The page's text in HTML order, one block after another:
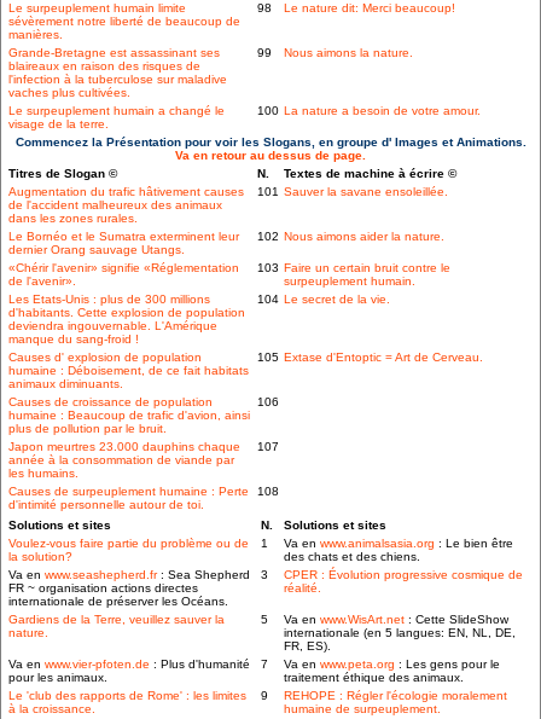
Le surpeuplement humain limite
sévèrement notre liberté de beaucoup de
manières.
98 Le nature dit: Merci beaucoup!
Grande-Bretagne est assassinant ses
blaireaux en raison des risques de
l'infection à la tuberculose sur maladive
vaches plus cultivées.
99 Nous aimons la nature.
Le surpeuplement humain a changé le
visage de la terre.
100 La nature a besoin de votre amour.
Commencez la Présentation pour voir les Slogans, en groupe d' Images et Animations.
Va en retour au dessus de page.
Titres de Slogan ©
N.
Textes de machine à écrire ©
Augmentation du trafic hâtivement causes
de l'accident malheureux des animaux
dans les zones rurales.
101 Sauver la savane ensoleillée.
Le Bornéo et le Sumatra exterminent leur
dernier Orang sauvage Utangs.
102 Nous aimons aider la nature.
«Chérir l'avenir» signifie «Réglementation
de l'avenir».
103 Faire un certain bruit contre le
surpeuplement humain.
Les Etats-Unis : plus de 300 millions
d'habitants. Cette explosion de population
deviendra ingouvernable. L'Amérique
manque du sang-froid !
104 Le secret de la vie.
Causes d' explosion de population
humaine : Déboisement, de ce fait habitats
animaux diminuants.
105 Extase d'Entoptic = Art de Cerveau.
Causes de croissance de population
humaine : Beaucoup de trafic d'avion, ainsi
plus de pollution par le bruit.
106
Japon meurtres 23.000 dauphins chaque
année à la consommation de viande par
les humains.
107
Causes de surpeuplement humaine : Perte
d'intimité personnelle autour de toi.
108
Solutions et sites N.
Solutions et sites
Voulez-vous faire partie du problème ou de
la solution?
1 Va en www.animalsasia.org : Le bien être
des chats et des chiens.
Va en www.seashepherd.fr: Sea Shepherd
FR ~ organisation actions directes
internationale de préserver les Océans.
3
CPER : Évolution progressive cosmique de
réalité.
Gardiens de la Terre, veuillez sauver la
nature.
5 Va en www.WisArt.net : Cette SlideShow
internationale (en 5 langues: EN, NL, DE,
FR, ES).
Va en www.vier-pfoten.de : Plus d'humanité
pour les animaux.
7 Va en www.peta.org : Les gens pour le
traitement éthique des animaux.
Le 'club des rapports de Rome' : les limites
à la croissance.
9
REHOPE : Régler l'écologie moralement
humaine de surpeuplement.